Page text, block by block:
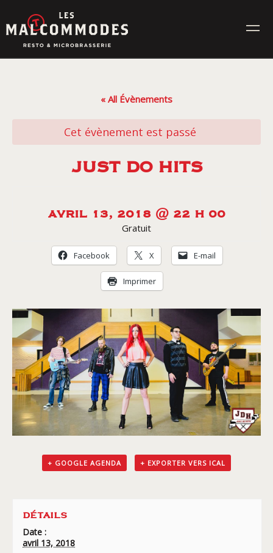
to
content
CONTACT
Livraison
« All Évènements
Cet évènement est passé
JUST DO HITS
AVRIL 13, 2018 @ 22 H 00
Gratuit
Facebook X E-mail
Imprimer
+ GOOGLE AGENDA + EXPORTER VERS ICAL
DÉTAILS
Date :
avril 13, 2018